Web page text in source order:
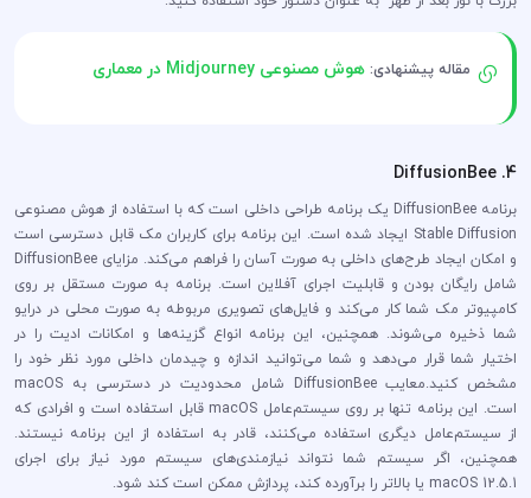
مقاله پیشنهادی:هوش مصنوعی Midjourney در معماری
4. DiffusionBee
برنامه DiffusionBee یک برنامه طراحی داخلی است که با استفاده از هوش مصنوعی
Stable Diffusion ایجاد شده است. این برنامه برای کاربران مک قابل دسترسی است
و امکان ایجاد طرح‌های داخلی به صورت آسان را فراهم می‌کند. مزایای DiffusionBee
شامل رایگان بودن و قابلیت اجرای آفلاین است. برنامه به صورت مستقل بر روی
کامپیوتر مک شما کار می‌کند و فایل‌های تصویری مربوطه به صورت محلی در درایو
شما ذخیره می‌شوند. همچنین، این برنامه انواع گزینه‌ها و امکانات ادیت را در
اختیار شما قرار می‌دهد و شما می‌توانید اندازه و چیدمان داخلی مورد نظر خود را
مشخص کنید.معایب DiffusionBee شامل محدودیت در دسترسی به macOS
است. این برنامه تنها بر روی سیستم‌عامل macOS قابل استفاده است و افرادی که
از سیستم‌عامل دیگری استفاده می‌کنند، قادر به استفاده از این برنامه نیستند.
همچنین، اگر سیستم شما نتواند نیازمندی‌های سیستم مورد نیاز برای اجرای
macOS 12.5.1 یا بالاتر را برآورده کند، پردازش ممکن است کند شود.